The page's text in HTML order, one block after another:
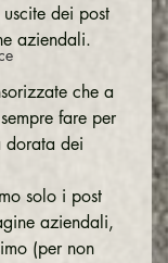
dei post
aziendali.
che a
fare per
dorata dei
solo i post
aziendali,
(per non